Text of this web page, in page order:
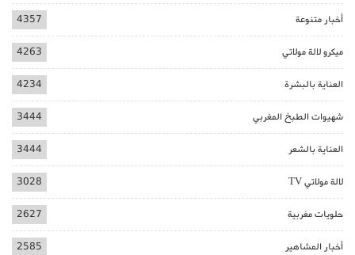
أخبار متنوعة 4357
ميكرو لالة مولاتي 4263
العناية بالبشرة 4234
شهيوات الطبخ المغربي 3444
العناية بالشعر 3444
لالة مولاتي TV 3028
حلويات مغربية 2627
أخبار المشاهير 2585